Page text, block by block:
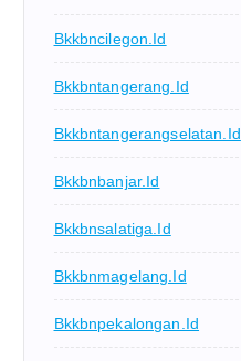
Bkkbncilegon.id
Bkkbntangerang.id
Bkkbntangerangselatan.id
Bkkbnbanjar.id
Bkkbnsalatiga.id
Bkkbnmagelang.id
Bkkbnpekalongan.id